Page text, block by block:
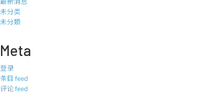
未分类
未分類
Meta
登录
条目 feed
评论 feed